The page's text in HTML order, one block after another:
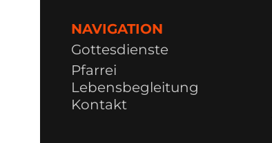
NAVIGATION
Gottesdienste
Pfarrei
Lebensbegleitung
Kontakt